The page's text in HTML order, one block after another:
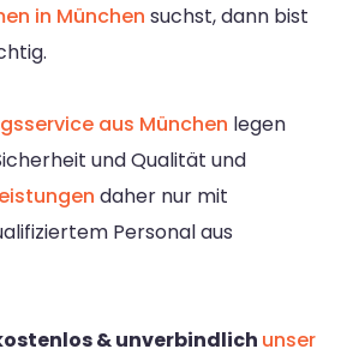
in München suchst, dann bist
aus München legen
und Qualität und
daher nur mit
Personal aus
& unverbindlich unser